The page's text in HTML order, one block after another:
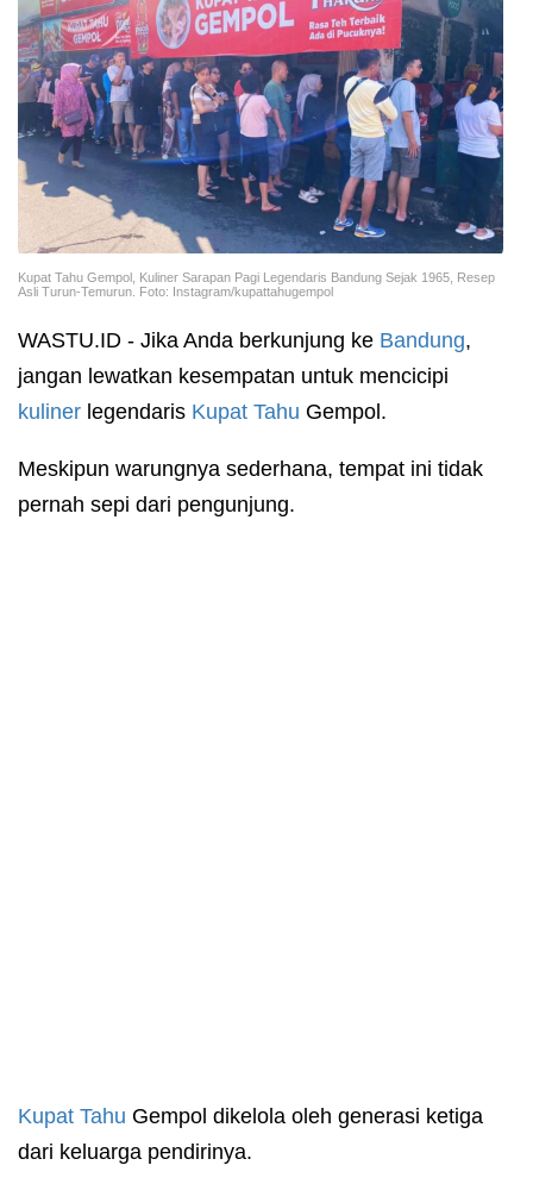
Kupat Tahu Gempol, Kuliner Sarapan Pagi Legendaris Bandung Sejak 1965, Resep
Asli Turun-Temurun. Foto: Instagram/kupattahugempol
WASTU.ID - Jika Anda berkunjung ke Bandung,
jangan lewatkan kesempatan untuk mencicipi
kuliner legendaris Kupat Tahu Gempol.
Meskipun warungnya sederhana, tempat ini tidak
pernah sepi dari pengunjung.
Kupat Tahu Gempol dikelola oleh generasi ketiga
dari keluarga pendirinya.